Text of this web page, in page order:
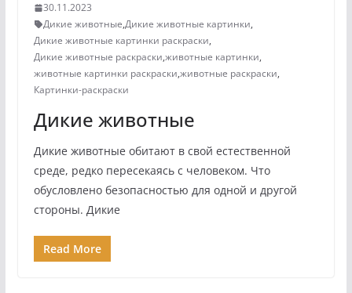
30.11.2023
Дикие животные,Дикие животные картинки,
Дикие животные картинки раскраски,
Дикие животные раскраски,животные картинки,
животные картинки раскраски,животные раскраски,
Картинки-раскраски
Дикие животные
Дикие животные обитают в свой естественной
среде, редко пересекаясь с человеком. Что
обусловлено безопасностью для одной и другой
стороны. Дикие
Read More